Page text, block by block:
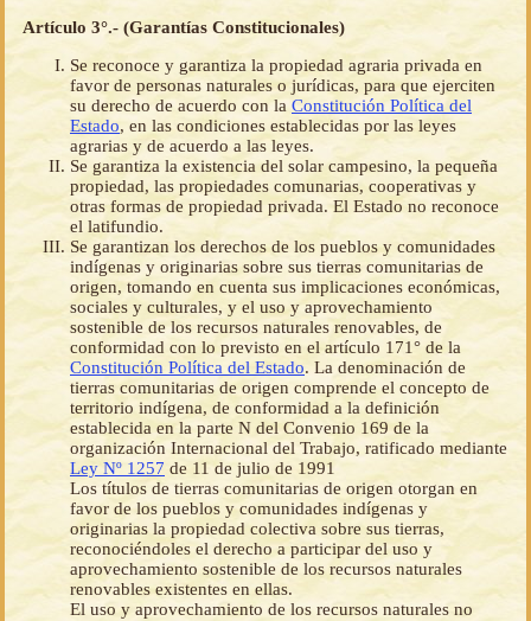
Artículo 3°.- (Garantías Constitucionales)
Se reconoce y garantiza la propiedad agraria privada en
favor de personas naturales o jurídicas, para que ejerciten
su derecho de acuerdo con la Constitución Política del
Estado, en las condiciones establecidas por las leyes
agrarias y de acuerdo a las leyes.
Se garantiza la existencia del solar campesino, la pequeña
propiedad, las propiedades comunarias, cooperativas y
otras formas de propiedad privada. El Estado no reconoce
el latifundio.
Se garantizan los derechos de los pueblos y comunidades
indígenas y originarias sobre sus tierras comunitarias de
origen, tomando en cuenta sus implicaciones económicas,
sociales y culturales, y el uso y aprovechamiento
sostenible de los recursos naturales renovables, de
conformidad con lo previsto en el artículo 171° de la
Constitución Política del Estado. La denominación de
tierras comunitarias de origen comprende el concepto de
territorio indígena, de conformidad a la definición
establecida en la parte N del Convenio 169 de la
organización Internacional del Trabajo, ratificado mediante
Ley Nº 1257 de 11 de julio de 1991
Los títulos de tierras comunitarias de origen otorgan en
favor de los pueblos y comunidades indígenas y
originarias la propiedad colectiva sobre sus tierras,
reconociéndoles el derecho a participar del uso y
aprovechamiento sostenible de los recursos naturales
renovables existentes en ellas.
El uso y aprovechamiento de los recursos naturales no